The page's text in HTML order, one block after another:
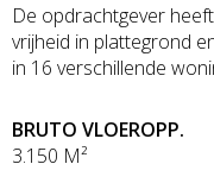
De opdrachtgever
vrijheid in plattegrond
in 16 verschillende
BRUTO VLOEROPP.
3.150 M²